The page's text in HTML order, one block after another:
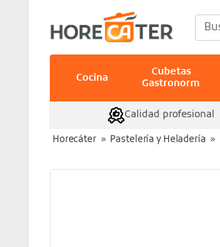
contenido
Buscar
por:
Cocina
Cubetas
Gastronorm
Calidad profesional
Horecáter » Pastelería y Heladería »